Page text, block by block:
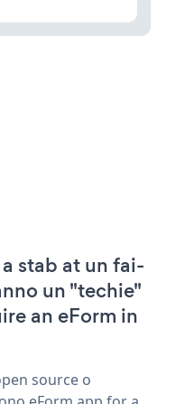
stab at un fai-
un "techie"
an eForm in
source o